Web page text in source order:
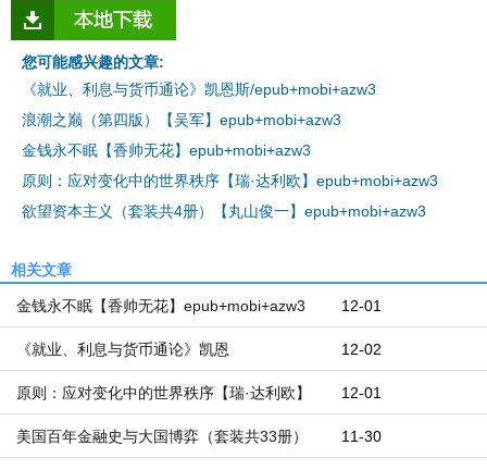
您可能感兴趣的文章:
《就业、利息与货币通论》凯恩斯/epub+mobi+azw3
浪潮之巅（第四版）【吴军】epub+mobi+azw3
金钱永不眠【香帅无花】epub+mobi+azw3
原则：应对变化中的世界秩序【瑞·达利欧】epub+mobi+azw3
欲望资本主义（套装共4册）【丸山俊一】epub+mobi+azw3
相关文章
12-01
金钱永不眠【香帅无花】epub+mobi+azw3
12-02
《就业、利息与货币通论》凯恩
斯/epub+mobi+azw3 12-01
原则：应对变化中的世界秩序【瑞·达利欧】
epub+mobi+azw3 11-30
美国百年金融史与大国博弈（套装共33册）